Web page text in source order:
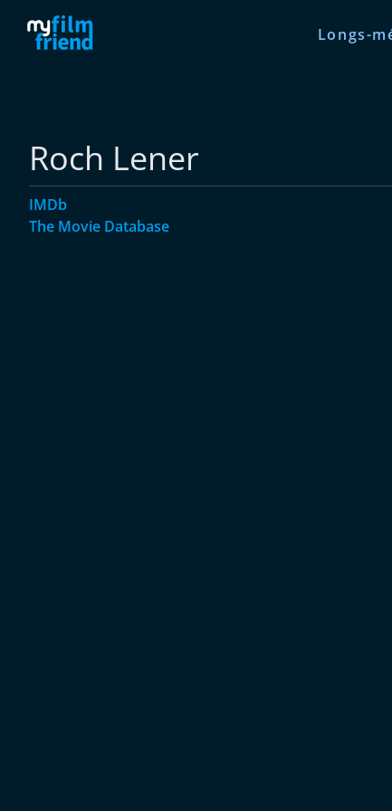
Longs-
Roch Lener
IMDb
The Movie Database